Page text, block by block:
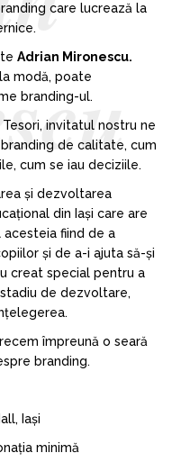
care lucrează la
Adrian Mironescu.
modă, poate
branding-ul.
invitatul nostru ne
de calitate, cum
cum se iau deciziile.
și dezvoltarea
din Iași care are
fiind de a
și de a-i ajuta să-și
creat special pentru a
de dezvoltare,
împreună o seară
branding.
Iași
minimă